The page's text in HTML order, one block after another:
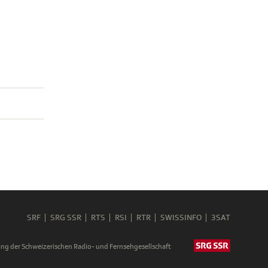
SRF SRG SSR RTS RSI RTR SWISSINFO 3SAT
der Schweizerischen Radio- und Fernsehgesellschaft